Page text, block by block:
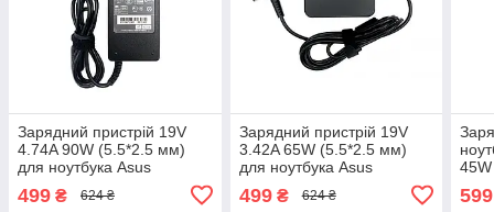
Зарядний пристрій 19V
4.74A 90W (5.5*2.5 мм)
для ноутбука Asus
S451LB, S451LN, S46CA,
S500, S500C
499 ₴ 624 ₴
Зарядний пристрій 19V
3.42A 65W (5.5*2.5 мм)
для ноутбука Asus
S451LB, S451LN, S46CB,
S500C, S500CA
499₴ 624 ₴ 599